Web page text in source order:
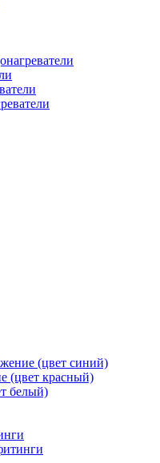
(цвет синий)
(цвет красный)
белый)